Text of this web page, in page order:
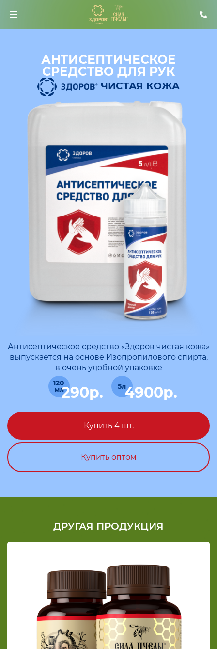
АНТИСЕПТИЧЕСКОЕ
СРЕДСТВО ДЛЯ РУК
ЧИСТАЯ КОЖА
Антисептическое средство «Здоров чистая кожа»
выпускается на основе Изопропилового спирта,
в очень удобной упаковке
290р. 4900р.
Купить 4 шт.
Купить оптом
ДРУГАЯ ПРОДУКЦИЯ